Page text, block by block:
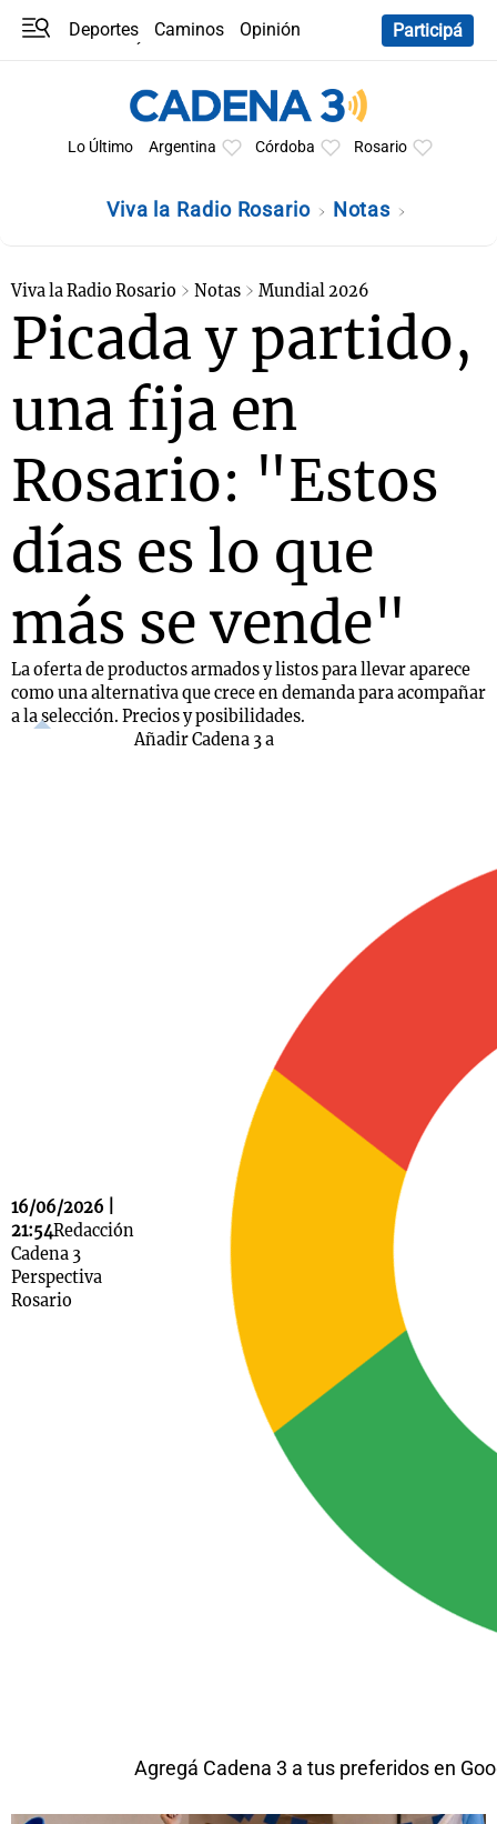
Deportes Caminos
Opinión
Participá
Lo Último Argentina Córdoba Rosario
Viva la Radio Rosario Notas
Viva la Radio Rosario Notas Mundial 2026
Picada y partido,
una fija en
Rosario: "Estos
días es lo que
más se vende"
La oferta de productos armados y listos para llevar aparece
como una alternativa que crece en demanda para acompañar
a la selección. Precios y posibilidades.
16/06/2026 |
21:54Redacción
Cadena 3
Perspectiva
Rosario
Añadir Cadena 3 a
Agregá Cadena 3 a tus preferidos en
Mundial 2026
La Sole en
Cadena 3